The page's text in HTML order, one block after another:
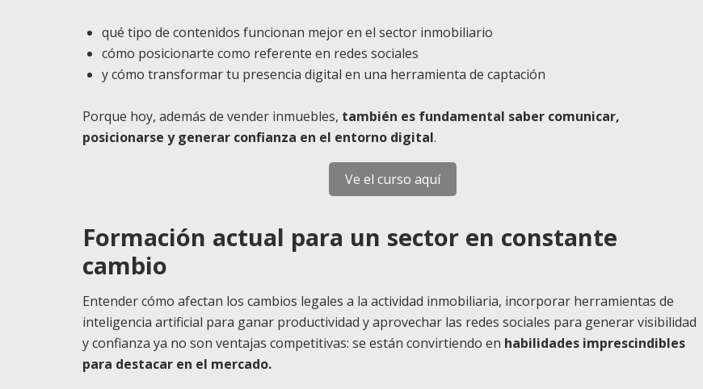
qué tipo de contenidos funcionan mejor en el sector inmobiliario
cómo posicionarte como referente en redes sociales
y cómo transformar tu presencia digital en una herramienta de captación
Porque hoy, además de vender inmuebles, también es fundamental saber comunicar,
posicionarse y generar confianza en el entorno digital.
Ve el curso aquí
Formación actual para un sector en constante
cambio
Entender cómo afectan los cambios legales a la actividad inmobiliaria, incorporar herramientas de
inteligencia artificial para ganar productividad y aprovechar las redes sociales para generar visibilidad
y confianza ya no son ventajas competitivas: se están convirtiendo en habilidades imprescindibles
para destacar en el mercado.